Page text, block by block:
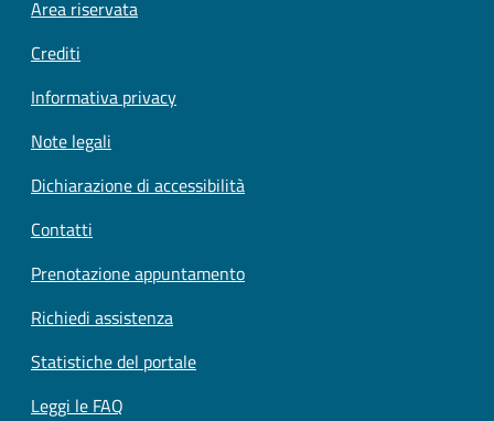
Footer menu
Area riservata
Crediti
Informativa privacy
Note legali
Dichiarazione di accessibilità
Contatti
Prenotazione appuntamento
Richiedi assistenza
Statistiche del portale
Leggi le FAQ